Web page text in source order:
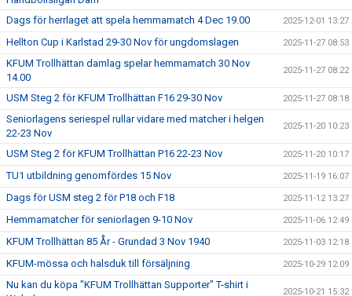
Dags för herrlaget att spela hemmamatch 4 Dec 19.00
2025-12-01 13:27
Hellton Cup i Karlstad 29-30 Nov för ungdomslagen 2025-11-27 08:53
KFUM Trollhättan damlag spelar hemmamatch 30 Nov
14.00
2025-11-27 08:22
USM Steg 2 för KFUM Trollhättan F16 29-30 Nov 2025-11-27 08:18
Seniorlagens seriespel rullar vidare med matcher i helgen
22-23 Nov
2025-11-20 10:23
USM Steg 2 för KFUM Trollhättan P16 22-23 Nov 2025-11-20 10:17
TU1 utbildning genomfördes 15 Nov 2025-11-19 16:07
Dags för USM steg 2 för P18 och F18 2025-11-12 13:27
Hemmamatcher för seniorlagen 9-10 Nov 2025-11-06 12:49
KFUM Trollhättan 85 År - Grundad 3 Nov 1940 2025-11-03 12:18
KFUM-mössa och halsduk till försäljning 2025-10-29 12:09
Nu kan du köpa "KFUM Trollhättan Supporter" T-shirt i
2025-10-21 15:32